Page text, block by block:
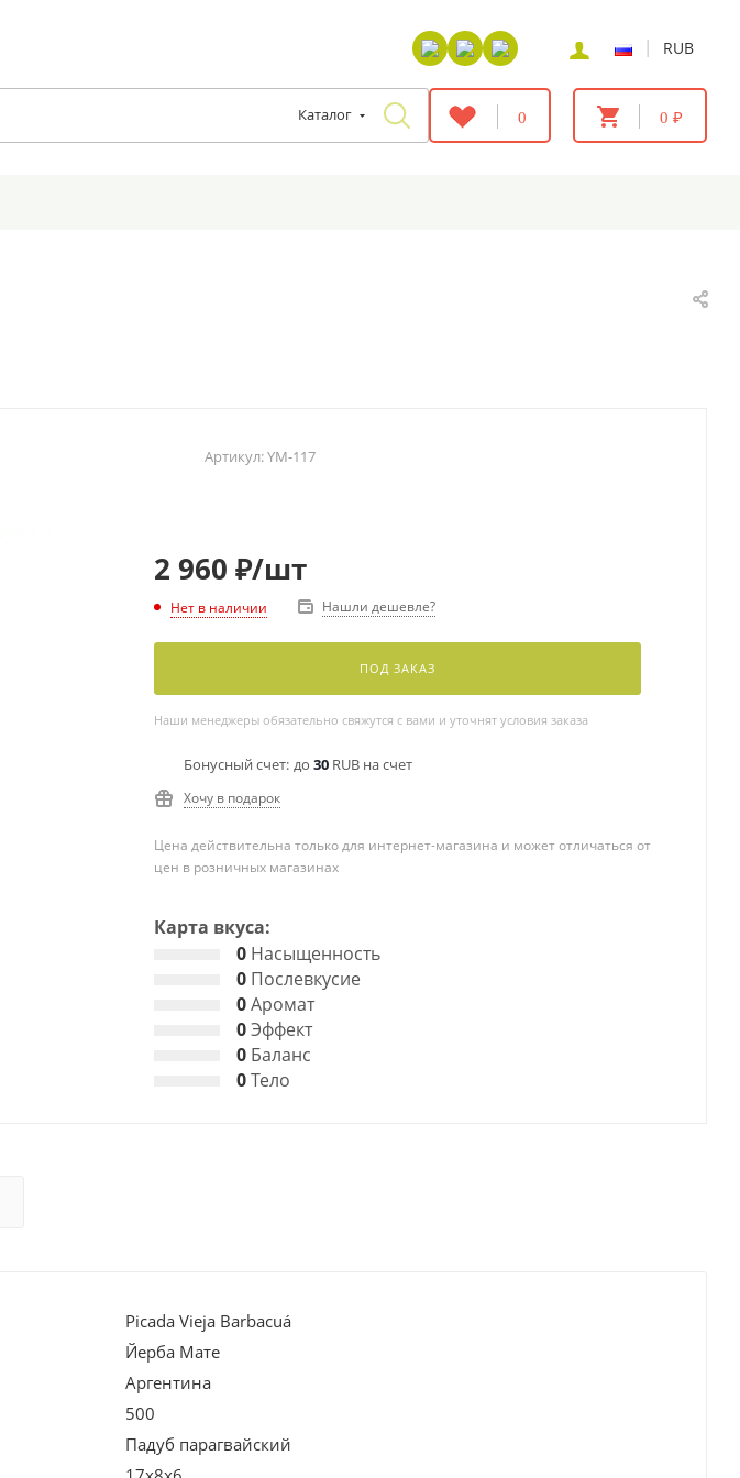
| RUB
Каталог 0 0 ₽
Артикул:YM-117
2 960 ₽/шт
Нет в наличии Нашли дешевле?
ПОД ЗАКАЗ
Наши менеджеры обязательно свяжутся с вами и уточнят условия заказа
Бонусный счет: до 30RUB на счет
Хочу в подарок
Цена действительна только для интернет-магазина и может отличаться от
цен в розничных магазинах
Карта вкуса:
0Насыщенность
0Послевкусие
0Аромат
0Эффект
0Баланс
0Тело
Picada Vieja Barbacuá
Йерба Мате
Аргентина
500
Падуб парагвайский